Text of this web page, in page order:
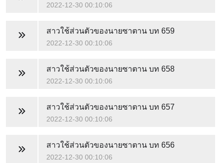
2022-12-30 00:10:06
สาวใช้ส่วนตัวของนายซาตานบท 659
2022-12-30 00:10:06
สาวใช้ส่วนตัวของนายซาตานบท 658
2022-12-30 00:10:06
สาวใช้ส่วนตัวของนายซาตานบท 657
2022-12-30 00:10:06
สาวใช้ส่วนตัวของนายซาตานบท 656
2022-12-30 00:10:06